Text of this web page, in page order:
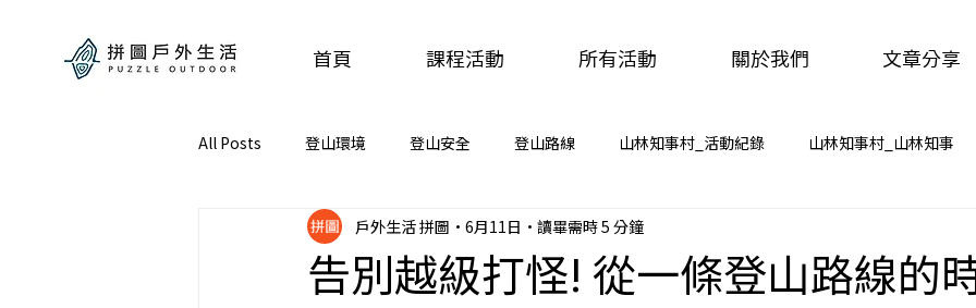
首頁 課程活動 所有活動 關於我們 文章分享
All Posts 登山環境 登山安全 登山路線 山林知事村_活動紀錄 山林知事村_山林知事
告別越級打怪! 從一條登山路線的
戶外生活 拼圖 6月11日 讀畢需時 5 分鐘